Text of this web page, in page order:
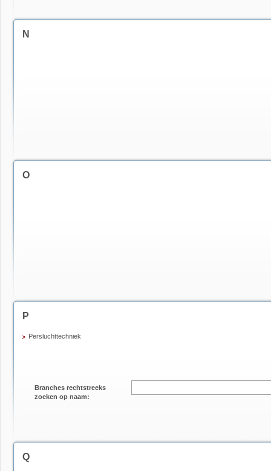
N
O
P
Persluchttechniek
Branches rechtstreeks
zoeken op naam:
Q